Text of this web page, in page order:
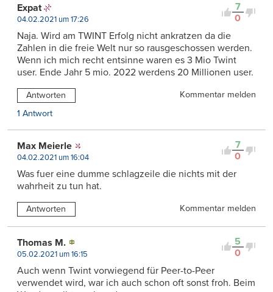
7
0
Expat
04.02.2021 um 17:26
Naja. Wird am TWINT Erfolg nicht ankratzen da die
Zahlen in die freie Welt nur so rausgeschossen werden.
Wenn ich mich recht entsinne waren es 3 Mio Twint
user. Ende Jahr 5 mio. 2022 werdens 20 Millionen user.
Antworten
Kommentar melden
1 Antwort
7
0
Max Meierle
04.02.2021 um 16:04
Was fuer eine dumme schlagzeile die nichts mit der
wahrheit zu tun hat.
Antworten Kommentar melden
5
0
Thomas M.
05.02.2021 um 16:15
Auch wenn Twint vorwiegend für Peer-to-Peer
verwendet wird, war ich auch schon oft sonst froh. Beim